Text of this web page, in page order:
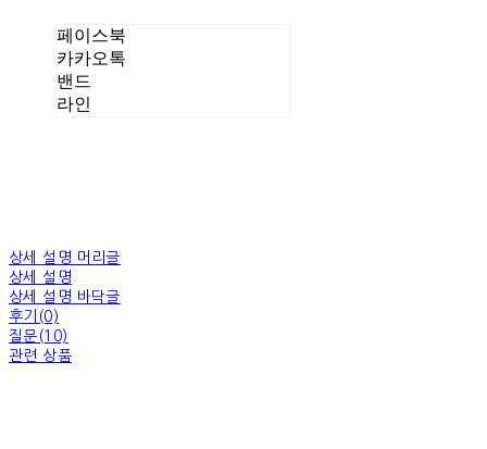
페이스북
카카오톡
밴드
라인
상세 설명 머리글
상세 설명
상세 설명 바닥글
후기(0)
질문(10)
관련 상품